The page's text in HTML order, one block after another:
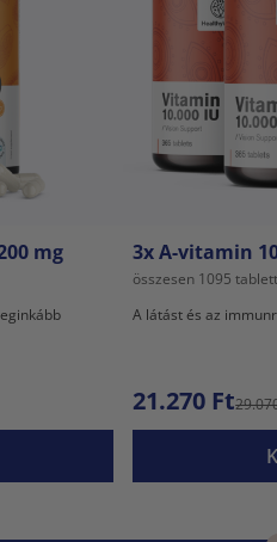
mg 3x A-vitamin
összesen 1095
A látást és az
21.270 Ft